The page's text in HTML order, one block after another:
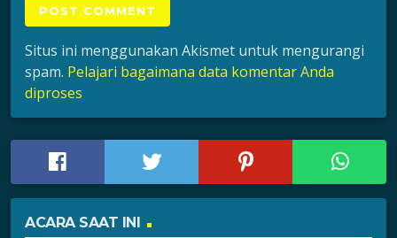
Situs ini menggunakan Akismet untuk mengurangi
spam. Pelajari bagaimana data komentar Anda
diproses
ACARA SAAT INI